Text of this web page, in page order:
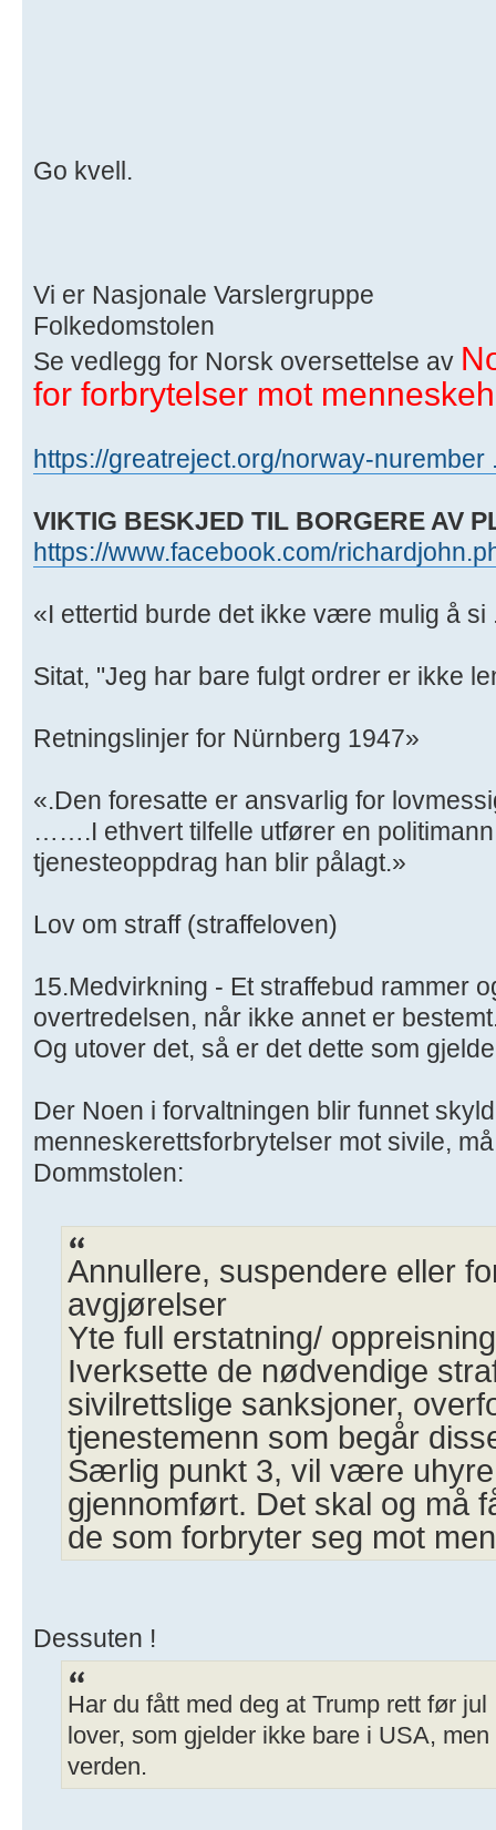
Go kvell.
Vi er Nasjonale Varslergruppe
Folkedomstolen
Se vedlegg for Norsk oversettelse av
for forbrytelser mot
https://greatreject.org/norway-nurember
VIKTIG BESKJED TIL BORGERE AV
https://www.facebook.com/
«I ettertid burde det ikke være mulig å si
Sitat, "Jeg har bare fulgt ordrer er ikke
Retningslinjer for Nürnberg 1947»
«.Den foresatte er ansvarlig for
…….I ethvert tilfelle utfører en
tjenesteoppdrag han blir pålagt.»
Lov om straff (straffeloven)
15.Medvirkning - Et straffebud rammer
overtredelsen, når ikke annet er
Og utover det, så er det dette som
Der Noen i forvaltningen blir funnet
menneskerettsforbrytelser mot sivile,
Dommstolen:
Annullere, suspendere eller
avgjørelser
Yte full erstatning/
Iverksette de nødvendige
sivilrettslige sanksjoner,
tjenestemenn som begår
Særlig punkt 3, vil være
gjennomført. Det skal og må
de som forbryter seg mot
Dessuten !
Har du fått med deg at Trump rett før
lover, som gjelder ikke bare i USA,
verden.